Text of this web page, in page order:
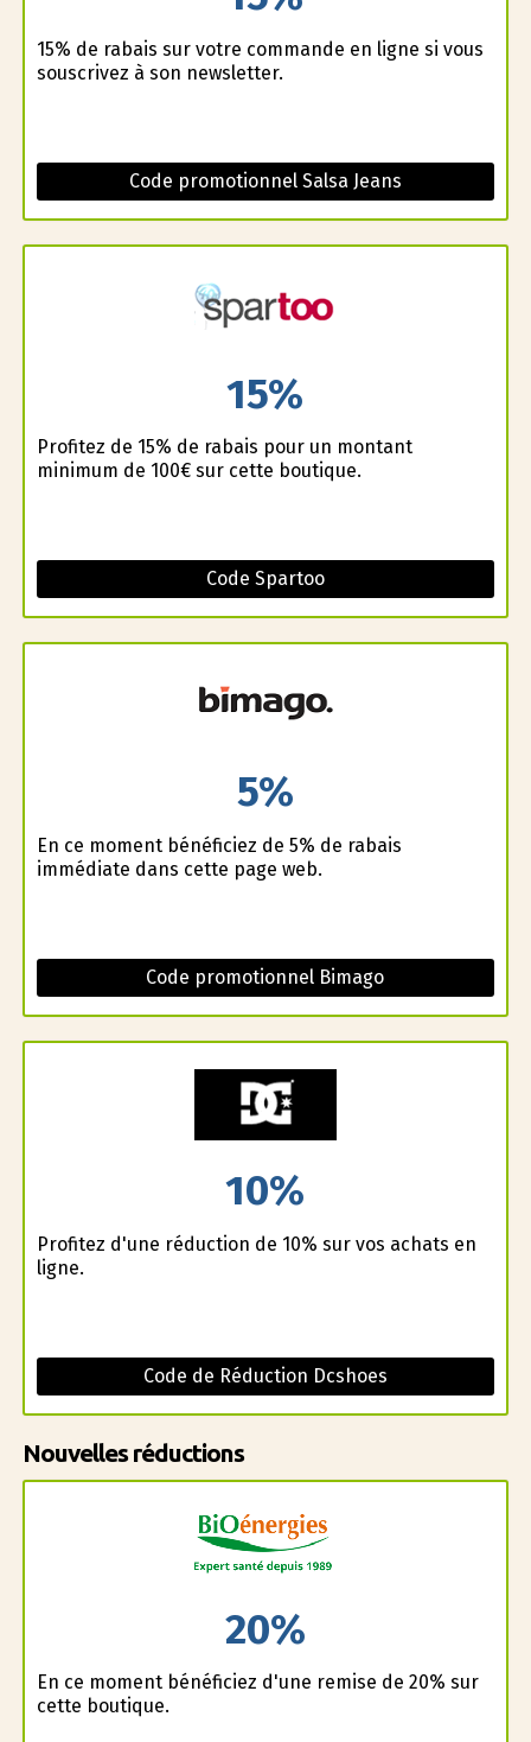
15% de rabais sur votre commande en ligne si vous
souscrivez à son newsletter.
Code promotionnel Salsa Jeans
15%
Profitez de 15% de rabais pour un montant
minimum de 100€ sur cette boutique.
Code Spartoo
5%
En ce moment bénéficiez de 5% de rabais
immédiate dans cette page web.
Code promotionnel Bimago
10%
Profitez d'une réduction de 10% sur vos achats en
ligne.
Code de Réduction Dcshoes
Nouvelles réductions
20%
En ce moment bénéficiez d'une remise de 20% sur
cette boutique.